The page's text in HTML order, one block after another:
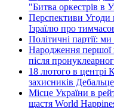
"Битва оркестрів в
Перспективи Угоди
Ізраїлю про
Політичні партії:
Народження першої
після
18 лютого в центрі
захисників
Місце України в
щастя World